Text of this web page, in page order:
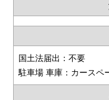
国土法届出：不要
駐車場 車庫：カースペ